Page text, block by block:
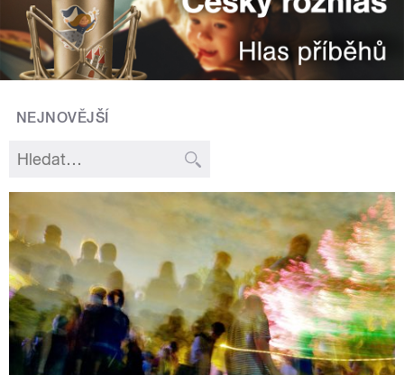
NEJNOVĚJŠÍ